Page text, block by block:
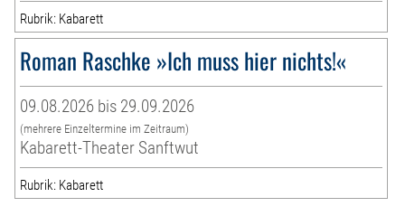
Rubrik: Kabarett
Roman Raschke »Ich muss hier nichts!«
09.08.2026 bis 29.09.2026
(mehrere Einzeltermine im Zeitraum)
Kabarett-Theater Sanftwut
Rubrik: Kabarett